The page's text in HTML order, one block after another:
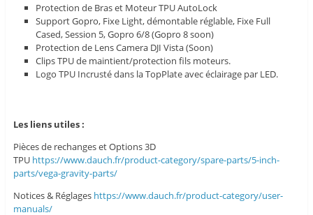
Protection de Bras et Moteur TPU AutoLock
Support Gopro, Fixe Light, démontable réglable, Fixe Full
Cased, Session 5, Gopro 6/8 (Gopro 8 soon)
Protection de Lens Camera DJI Vista (Soon)
Clips TPU de maintient/protection fils moteurs.
Logo TPU Incrusté dans la TopPlate avec éclairage par LED.
Les liens utiles :
Pièces de rechanges et Options 3D
TPU https://www.dauch.fr/product-category/spare-parts/5-inch-
parts/vega-gravity-parts/
Notices & Réglages https://www.dauch.fr/product-category/user-
manuals/